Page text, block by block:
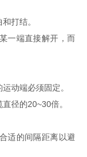
打结。
一端直接解开，而
动端必须固定。
径的20~30倍。
适的间隔距离以避